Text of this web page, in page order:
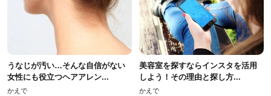
うなじが汚い…そんな自信がない
女性にも役立つヘアアレン...
かえで
美容室を探すならインスタを活用
しよう！その理由と探し方...
かえで